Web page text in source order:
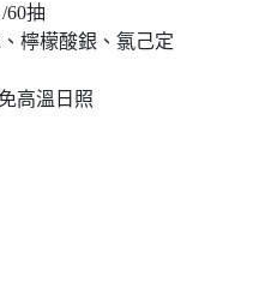
60抽
檸檬酸銀、氯己定
高溫日照